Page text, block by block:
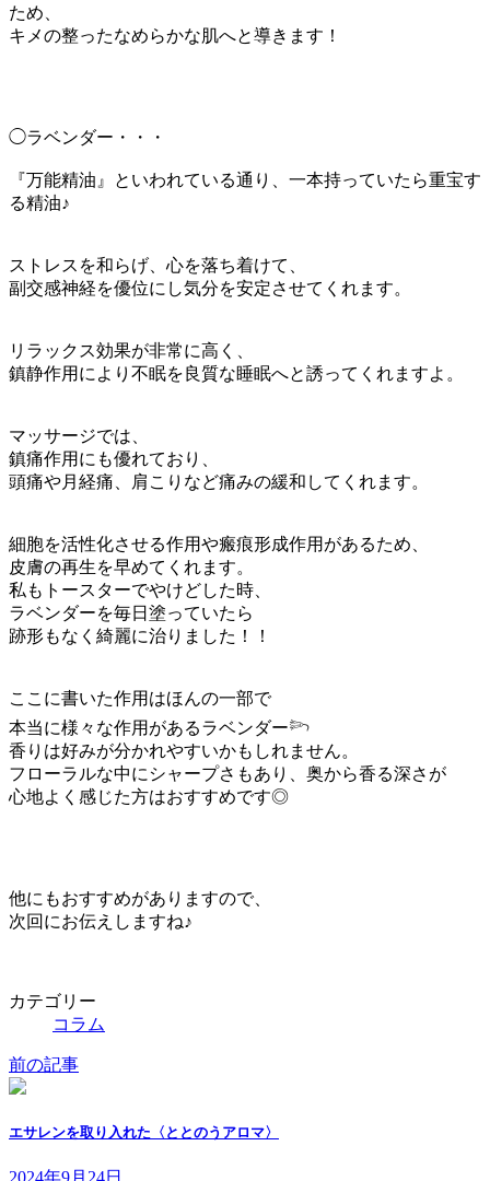
ため、
キメの整ったなめらかな肌へと導きます！
◯ラベンダー・・・
『万能精油』といわれている通り、一本持っていたら重宝す
る精油♪
ストレスを和らげ、心を落ち着けて、
副交感神経を優位にし気分を安定させてくれます。
リラックス効果が非常に高く、
鎮静作用により不眠を良質な睡眠へと誘ってくれますよ。
マッサージでは、
鎮痛作用にも優れており、
頭痛や月経痛、肩こりなど痛みの緩和してくれます。
細胞を活性化させる作用や瘢痕形成作用があるため、
皮膚の再生を早めてくれます。
私もトースターでやけどした時、
ラベンダーを毎日塗っていたら
跡形もなく綺麗に治りました！！
ここに書いた作用はほんの一部で
本当に様々な作用があるラベンダー𓆸
香りは好みが分かれやすいかもしれません。
フローラルな中にシャープさもあり、奥から香る深さが
心地よく感じた方はおすすめです◎
他にもおすすめがありますので、
次回にお伝えしますね♪
カテゴリー
コラム
前の記事
エサレンを取り入れた〈ととのうアロマ〉